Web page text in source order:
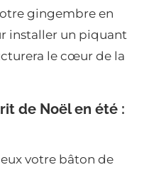
gingembre en
installer un piquant
le cœur de la
de Noël en été :
votre bâton de